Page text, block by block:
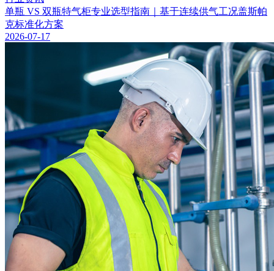
单瓶 VS 双瓶特气柜专业选型指南｜基于连续供气工况盖斯帕
克标准化方案
2026-07-17